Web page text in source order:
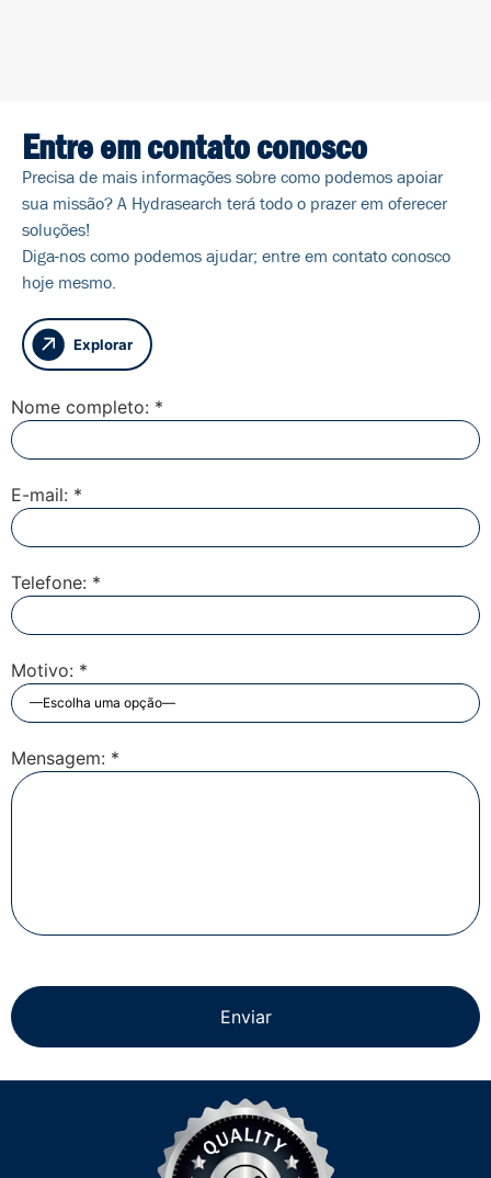
Entre em contato conosco
Precisa de mais informações sobre como podemos apoiar
sua missão? A Hydrasearch terá todo o prazer em oferecer
soluções!
Diga-nos como podemos ajudar; entre em contato conosco
hoje mesmo.
Explorar
Nome completo: *
E-mail: *
Telefone: *
Motivo: *
Mensagem: *